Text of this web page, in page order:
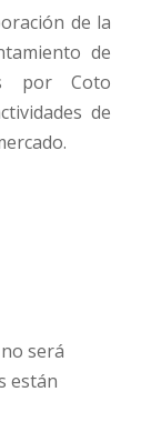
de la
de
por Coto
de
será
están